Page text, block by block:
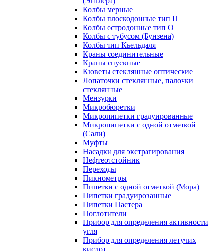
Колбы мерные
Колбы плоскодонные тип П
Колбы остродонные тип О
Колбы с тубусом (Бунзена)
Колбы тип Кьельдаля
Краны соединительные
Краны спускные
Кюветы стеклянные оптические
Лопаточки стеклянные, палочки
стеклянные
Мензурки
Микробюретки
Микропипетки градуированные
Микропипетки с одной отметкой
(Сали)
Муфты
Насадки для экстрагирования
Нефтеотстойник
Переходы
Пикнометры
Пипетки с одной отметкой (Мора)
Пипетки градуированные
Пипетки Пастера
Поглотители
Прибор для определения активности
угля
Прибор для определения летучих
кислот